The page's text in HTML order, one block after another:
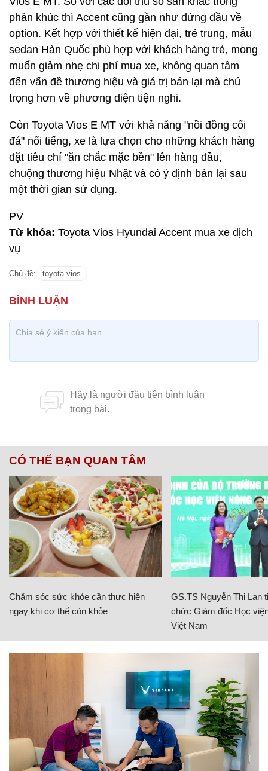
phân khúc thì Accent cũng gần như đứng đầu về
option. Kết hợp với thiết kế hiện đại, trẻ trung, mẫu
sedan Hàn Quốc phù hợp với khách hàng trẻ, mong
muốn giảm nhẹ chi phí mua xe, không quan tâm
đến vấn đề thương hiệu và giá trị bán lại mà chú
trọng hơn về phương diện tiện nghi.
Còn Toyota Vios E MT với khả năng "nồi đồng cối
đá" nổi tiếng, xe là lựa chọn cho những khách hàng
đặt tiêu chí "ăn chắc mặc bền" lên hàng đầu,
chuộng thương hiệu Nhật và có ý định bán lại sau
một thời gian sử dụng.
PV
Từ khóa: Toyota Vios Hyundai Accent mua xe dịch
vụ
Chủ đề: toyota vios
CÓ THỂ BẠN QUAN TÂM
Chăm sóc sức khỏe cần thực hiện
ngay khi cơ thể còn khỏe
GS.TS Nguyễn Thị Lan
chức Giám đốc Học
Việt Nam